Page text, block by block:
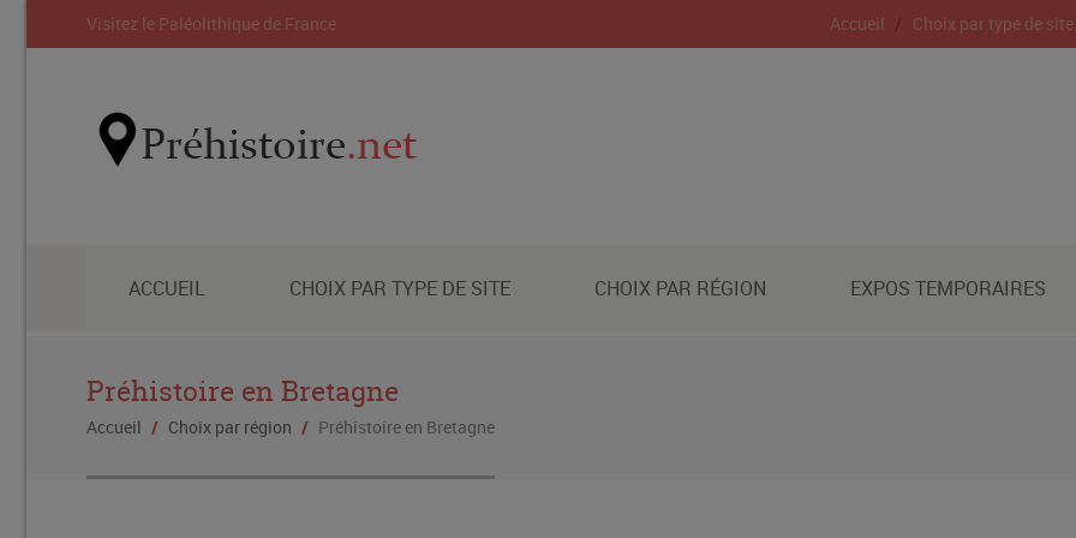
Visitez le Paléolithique de France Accueil Choix par type de site
ACCUEIL CHOIX PAR TYPE DE SITE CHOIX PAR RÉGION EXPOS TEMPORAIRES
Préhistoire en Bretagne
Accueil / Choix par région / Préhistoire en Bretagne